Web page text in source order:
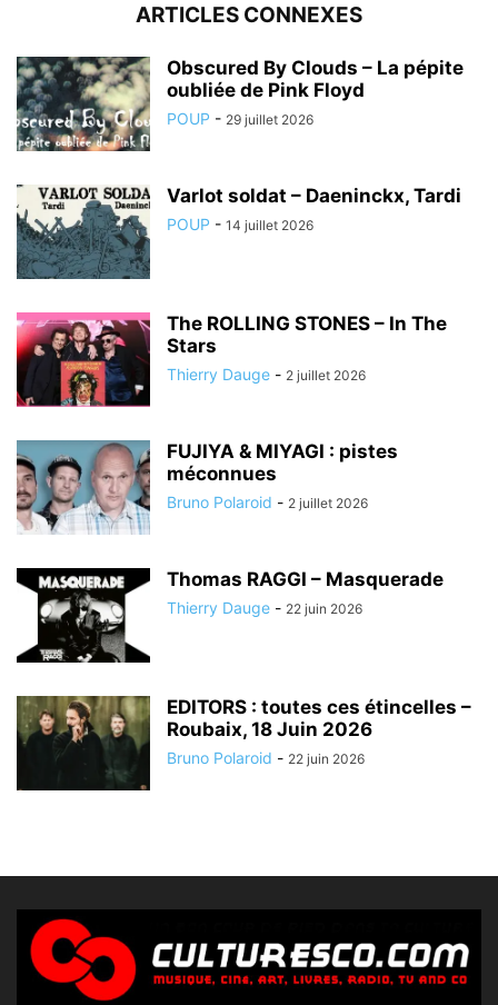
ARTICLES CONNEXES
Obscured By Clouds – La pépite
oubliée de Pink Floyd
POUP - 29 juillet 2026
Varlot soldat – Daeninckx, Tardi
POUP - 14 juillet 2026
The ROLLING STONES – In The
Stars
Thierry Dauge - 2 juillet 2026
FUJIYA & MIYAGI : pistes
méconnues
Bruno Polaroid - 2 juillet 2026
Thomas RAGGI – Masquerade
Thierry Dauge - 22 juin 2026
EDITORS : toutes ces étincelles –
Roubaix, 18 Juin 2026
Bruno Polaroid - 22 juin 2026